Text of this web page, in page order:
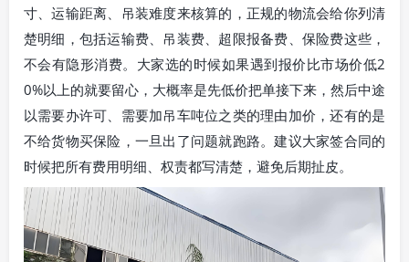
寸、运输距离、吊装难度来核算的，正规的物流会给你列清
楚明细，包括运输费、吊装费、超限报备费、保险费这些，
不会有隐形消费。大家选的时候如果遇到报价比市场价低2
0%以上的就要留心，大概率是先低价把单接下来，然后中途
以需要办许可、需要加吊车吨位之类的理由加价，还有的是
不给货物买保险，一旦出了问题就跑路。建议大家签合同的
时候把所有费用明细、权责都写清楚，避免后期扯皮。